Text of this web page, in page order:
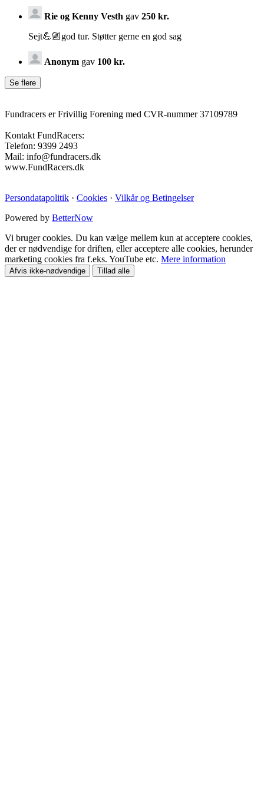
Rie og Kenny Vesth gav 250 kr.
Sejt💪🏼god tur. Støtter gerne en god sag
Anonym gav 100 kr.
Fundracers er Frivillig Forening med CVR-nummer 37109789
Kontakt FundRacers:
Telefon: 9399 2493
Mail: info@fundracers.dk
www.FundRacers.dk
Persondatapolitik · Cookies · Vilkår og Betingelser
Powered by BetterNow
Vi bruger cookies. Du kan vælge mellem kun at acceptere cookies,
der er nødvendige for driften, eller acceptere alle cookies, herunder
marketing cookies fra f.eks. YouTube etc. Mere information
Afvis ikke-nødvendige Tillad alle